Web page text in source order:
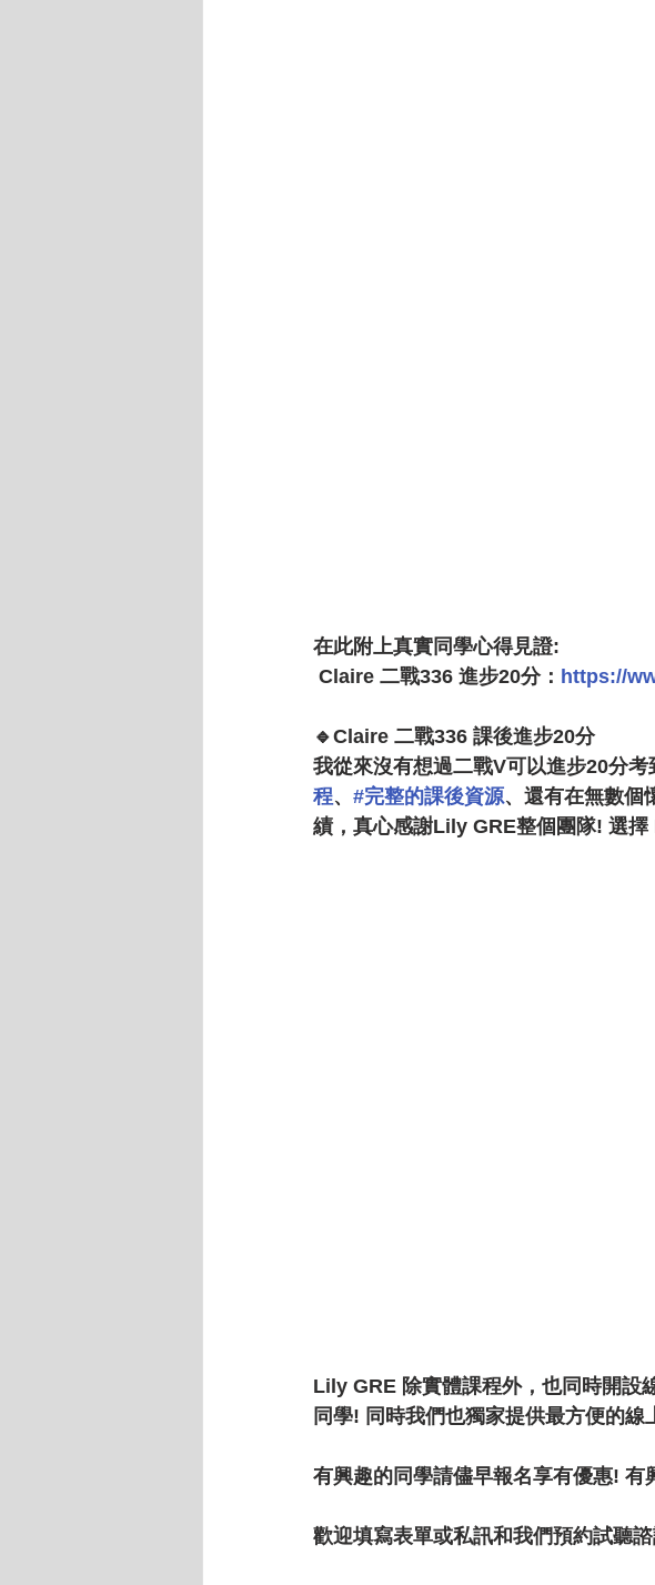
在此附上真實同學心得見證:
Claire 二戰336 進步20分： https://
🔹Claire 二戰336 課後進步20分
我從來沒有想過二戰V可以進步20分
程、 #完整的課後資源、還有在無數個
績，真心感謝Lily GRE整個團隊! 選
Lily GRE 除實體課程外，也同時開設
同學! 同時我們也獨家提供最方便的線
有興趣的同學請儘早報名享有優惠!
歡迎填寫表單或私訊和我們預約試聽